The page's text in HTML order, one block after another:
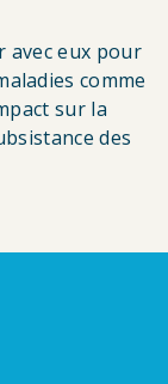
avec eux pour
comme
sur la
des